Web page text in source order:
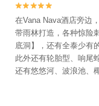


在Vana Nava酒店旁边
带雨林打造，各种惊险
底洞】，还有全泰少有
此外还有轮胎型、响尾
还有悠悠河、波浪池、
以试一下Adventure